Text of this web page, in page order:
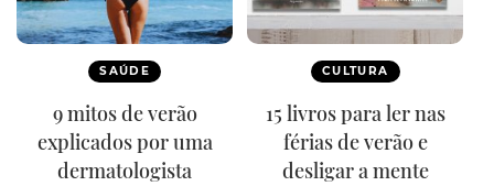
SAÚDE
9 mitos de verão
explicados por uma
dermatologista
CULTURA
15 livros para ler nas
férias de verão e
desligar a mente